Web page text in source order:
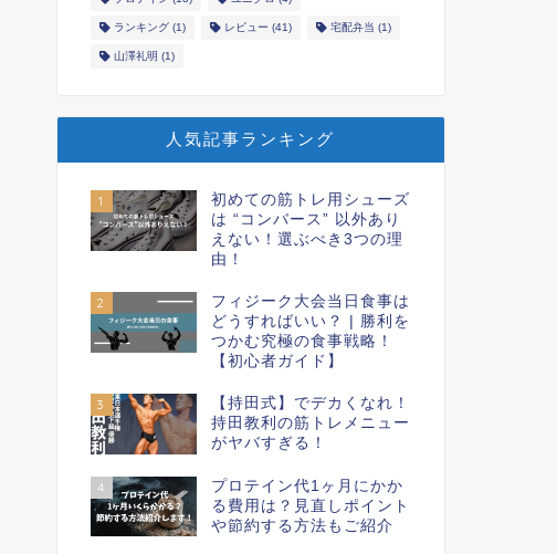
ランキング(1) レビュー (41) 宅配弁当 (1)
山澤礼明 (1)
人気記事ランキング
1
初めての筋トレ用シューズ
は “コンバース” 以外あり
えない！選ぶべき3つの理
由！
2
フィジーク大会当日食事は
どうすればいい？ | 勝利を
つかむ究極の食事戦略！
【初心者ガイド】
3
【持田式】でデカくなれ！
持田教利の筋トレメニュー
がヤバすぎる！
4
プロテイン代1ヶ月にかか
る費用は？見直しポイント
や節約する方法もご紹介